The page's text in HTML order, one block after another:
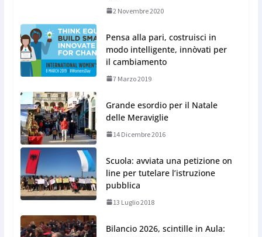
2 Novembre 2020
Pensa alla pari, costruisci in
modo intelligente, innòvati per
il cambiamento
7 Marzo 2019
Grande esordio per il Natale
delle Meraviglie
14 Dicembre 2016
Scuola: avviata una petizione on
line per tutelare l’istruzione
pubblica
13 Luglio 2018
Bilancio 2026, scintille in Aula: